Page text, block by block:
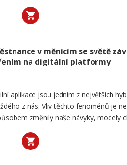
v měnícím se světě
na digitální platformy
aplikace jsou jedním z největších
z nás. Vliv těchto fenoménů je
změnily naše návyky, modely